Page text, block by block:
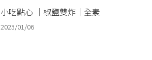
小吃點心 ｜椒鹽雙炸｜全素
2023/01/06